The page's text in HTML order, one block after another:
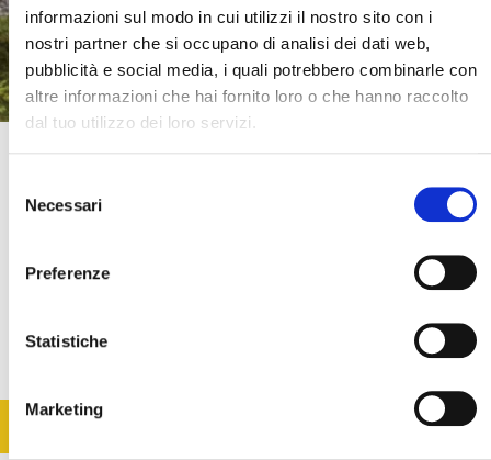
informazioni sul modo in cui utilizzi il nostro sito con i
nostri partner che si occupano di analisi dei dati web,
pubblicità e social media, i quali potrebbero combinarle con
altre informazioni che hai fornito loro o che hanno raccolto
dal tuo utilizzo dei loro servizi.
delNecessari
Preferenze
Statistiche
Marketing
piccolo gruppo (max 6 partecipanti) con accompagnatore italiano. Laghi
turchesi, ponti sospesi e strade infinite ti aspettano per un’esperienza
11 giorni / 9 notti